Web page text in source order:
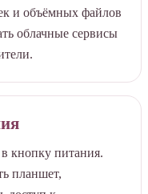
и объёмных файлов
облачные сервисы
кнопку питания.
планшет,